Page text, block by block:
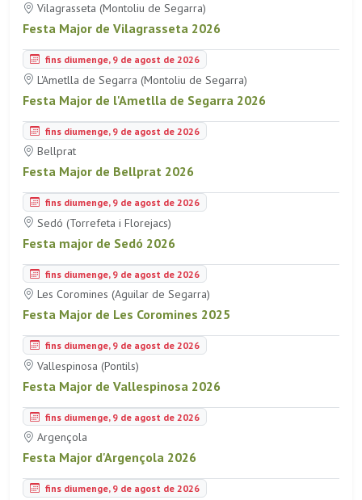
Vilagrasseta (Montoliu de Segarra)
Festa Major de Vilagrasseta 2026
fins diumenge, 9 de agost de 2026
L'Ametlla de Segarra (Montoliu de Segarra)
Festa Major de l'Ametlla de Segarra 2026
fins diumenge, 9 de agost de 2026
Bellprat
Festa Major de Bellprat 2026
fins diumenge, 9 de agost de 2026
Sedó (Torrefeta i Florejacs)
Festa major de Sedó 2026
fins diumenge, 9 de agost de 2026
Les Coromines (Aguilar de Segarra)
Festa Major de Les Coromines 2025
fins diumenge, 9 de agost de 2026
Vallespinosa (Pontils)
Festa Major de Vallespinosa 2026
fins diumenge, 9 de agost de 2026
Argençola
Festa Major d'Argençola 2026
fins diumenge, 9 de agost de 2026